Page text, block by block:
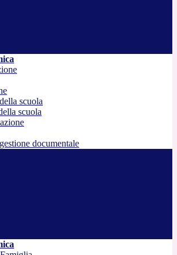
scuola
scuola
documentale